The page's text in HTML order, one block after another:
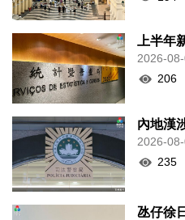
上半年
2026-
206
內地漢
2026-
235
氹仔徐